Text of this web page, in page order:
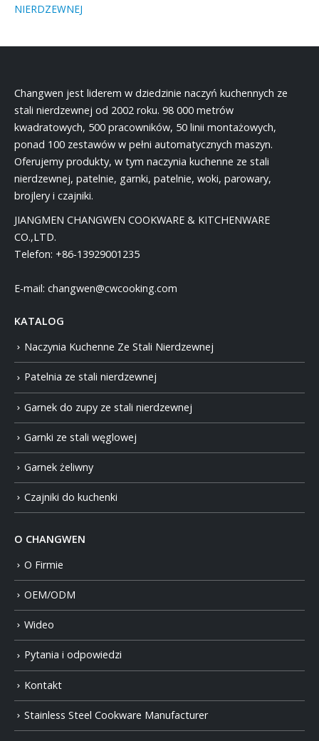
NIERDZEWNEJ
Changwen jest liderem w dziedzinie naczyń kuchennych ze
stali nierdzewnej od 2002 roku. 98 000 metrów
kwadratowych, 500 pracowników, 50 linii montażowych,
ponad 100 zestawów w pełni automatycznych maszyn.
Oferujemy produkty, w tym naczynia kuchenne ze stali
nierdzewnej, patelnie, garnki, patelnie, woki, parowary,
brojlery i czajniki.
JIANGMEN CHANGWEN COOKWARE & KITCHENWARE
CO.,LTD.
Telefon: +86-13929001235
E-mail: changwen@cwcooking.com
KATALOG
Naczynia Kuchenne Ze Stali Nierdzewnej
Patelnia ze stali nierdzewnej
Garnek do zupy ze stali nierdzewnej
Garnki ze stali węglowej
Garnek żeliwny
Czajniki do kuchenki
O CHANGWEN
O Firmie
OEM/ODM
Wideo
Pytania i odpowiedzi
Kontakt
Stainless Steel Cookware Manufacturer